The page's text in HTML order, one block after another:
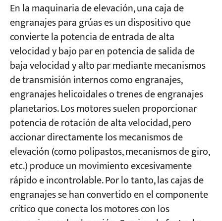
Proyectos
Blogs
En la maquinaria de elevación, una caja de
engranajes para grúas es un dispositivo que
convierte la potencia de entrada de alta
velocidad y bajo par en potencia de salida de
baja velocidad y alto par mediante mecanismos
de transmisión internos como engranajes,
engranajes helicoidales o trenes de engranajes
planetarios. Los motores suelen proporcionar
potencia de rotación de alta velocidad, pero
accionar directamente los mecanismos de
elevación (como polipastos, mecanismos de giro,
etc.) produce un movimiento excesivamente
rápido e incontrolable. Por lo tanto, las cajas de
engranajes se han convertido en el componente
crítico que conecta los motores con los